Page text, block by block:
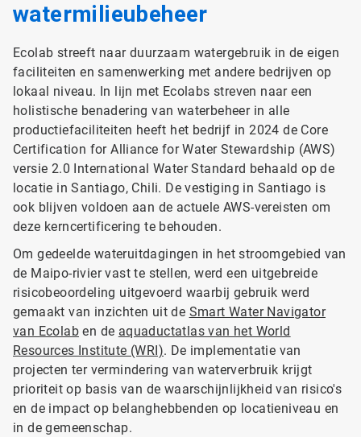
watermilieubeheer
Ecolab streeft naar duurzaam watergebruik in de eigen
faciliteiten en samenwerking met andere bedrijven op
lokaal niveau. In lijn met Ecolabs streven naar een
holistische benadering van waterbeheer in alle
productiefaciliteiten heeft het bedrijf in 2024 de Core
Certification for Alliance for Water Stewardship (AWS)
versie 2.0 International Water Standard behaald op de
locatie in Santiago, Chili. De vestiging in Santiago is
ook blijven voldoen aan de actuele AWS-vereisten om
deze kerncertificering te behouden.
Om gedeelde wateruitdagingen in het stroomgebied van
de Maipo-rivier vast te stellen, werd een uitgebreide
risicobeoordeling uitgevoerd waarbij gebruik werd
gemaakt van inzichten uit de Smart Water Navigator
van Ecolab en de aquaductatlas van het World
Resources Institute (WRI). ​​​​​​​De implementatie van
projecten ter vermindering van waterverbruik krijgt
prioriteit op basis van de waarschijnlijkheid van risico's
en de impact op belanghebbenden op locatieniveau en
in de gemeenschap.